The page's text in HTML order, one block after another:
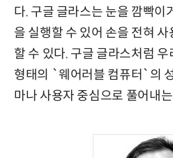
다. 구글 글라스는 눈을 깜빡이
을 실행할 수 있어 손을 전혀
할 수 있다. 구글 글라스처럼 우
형태의 `웨어러블 컴퓨터`의
마나 사용자 중심으로 풀어내